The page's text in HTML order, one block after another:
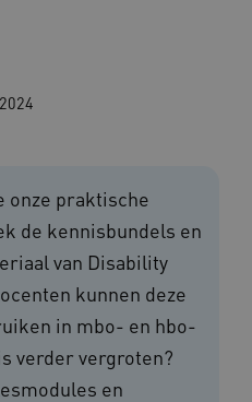
onze praktische
de kennisbundels en
van Disability
kunnen deze
in mbo- en hbo-
verder vergroten?
en